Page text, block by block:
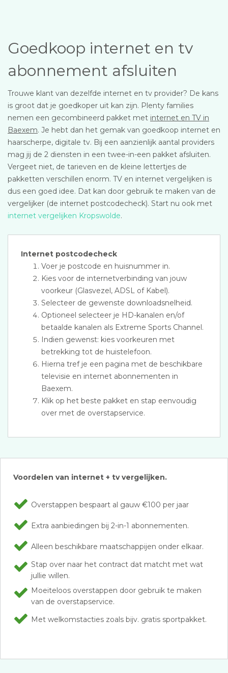
Goedkoop internet en tv
abonnement afsluiten
Trouwe klant van dezelfde internet en tv provider? De kans
is groot dat je goedkoper uit kan zijn. Plenty families
nemen een gecombineerd pakket met internet en TV in
Baexem. Je hebt dan het gemak van goedkoop internet en
haarscherpe, digitale tv. Bij een aanzienlijk aantal providers
mag jij de 2 diensten in een twee-in-een pakket afsluiten.
Vergeet niet, de tarieven en de kleine lettertjes de
pakketten verschillen enorm. TV en internet vergelijken is
dus een goed idee. Dat kan door gebruik te maken van de
vergelijker (de internet postcodecheck). Start nu ook met
internet vergelijken Kropswolde.
Internet postcodecheck
Voer je postcode en huisnummer in.
Kies voor de internetverbinding van jouw
voorkeur (Glasvezel, ADSL of Kabel).
Selecteer de gewenste downloadsnelheid.
Optioneel selecteer je HD-kanalen en/of
betaalde kanalen als Extreme Sports Channel.
Indien gewenst: kies voorkeuren met
betrekking tot de huistelefoon.
Hierna tref je een pagina met de beschikbare
televisie en internet abonnementen in
Baexem.
Klik op het beste pakket en stap eenvoudig
over met de overstapservice.
Voordelen van internet + tv vergelijken.
Overstappen bespaart al gauw €100 per jaar
Extra aanbiedingen bij 2-in-1 abonnementen.
Alleen beschikbare maatschappijen onder elkaar.
Stap over naar het contract dat matcht met wat
jullie willen.
Moeiteloos overstappen door gebruik te maken
van de overstapservice.
Met welkomstacties zoals bijv. gratis sportpakket.